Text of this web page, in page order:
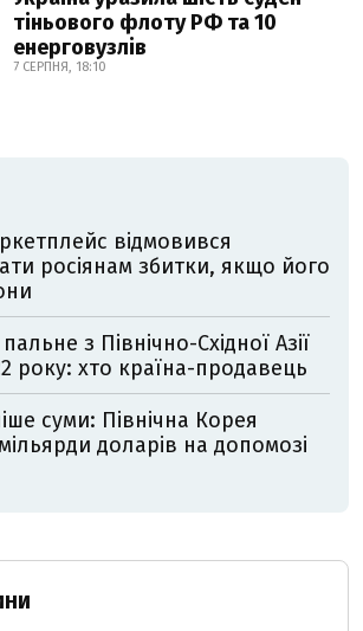
тіньового флоту РФ та 10
енерговузлів
7 СЕРПНЯ, 18:10
відмовився
росіянам збитки, якщо його
з Північно-Східної Азії
року: хто країна-продавець
суми: Північна Корея
доларів на допомозі